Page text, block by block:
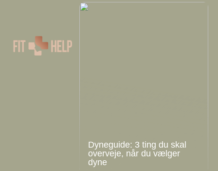
Dyneguide: 3 ting du skal
overveje, når du vælger
dyne